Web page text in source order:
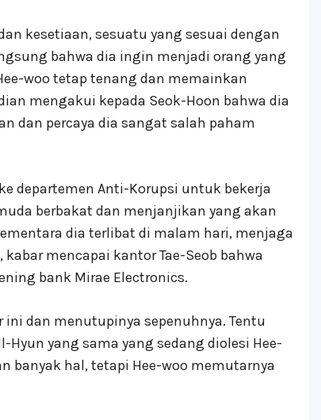
kesetiaan, sesuatu yang sesuai dengan
bahwa dia ingin menjadi orang yang
woo tetap tenang dan memainkan
mengakui kepada Seok-Hoon bahwa dia
dan percaya dia sangat salah paham
departemen Anti-Korupsi untuk bekerja
berbakat dan menjanjikan yang akan
dia terlibat di malam hari, menjaga
mencapai kantor Tae-Seob bahwa
bank Mirae Electronics.
dan menutupinya sepenuhnya. Tentu
yang sama yang sedang diolesi Hee-
banyak hal, tetapi Hee-woo memutarnya